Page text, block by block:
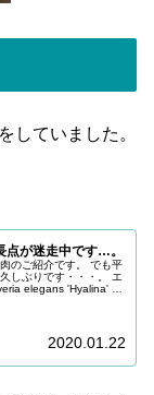
していました。
点が迷走中です…。
のご紹介です。 でも平
しぶりです・・・。 エ
elegans 'Hyalina' 実
2020.01.22